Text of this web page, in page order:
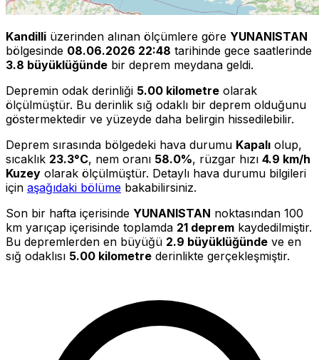
Kandilli üzerinden alınan ölçümlere göre YUNANISTAN
bölgesinde 08.06.2026 22:48 tarihinde gece saatlerinde
3.8 büyüklüğünde bir deprem meydana geldi.
Depremin odak derinliği 5.00 kilometre olarak
ölçülmüştür. Bu derinlik sığ odaklı bir deprem olduğunu
göstermektedir ve yüzeyde daha belirgin hissedilebilir.
Deprem sırasında bölgedeki hava durumu Kapalı olup,
sıcaklık 23.3°C, nem oranı 58.0%, rüzgar hızı 4.9 km/h
Kuzey olarak ölçülmüştür. Detaylı hava durumu bilgileri
için aşağıdaki bölüme bakabilirsiniz.
Son bir hafta içerisinde YUNANISTAN noktasından 100
km yarıçap içerisinde toplamda 21 deprem kaydedilmiştir.
Bu depremlerden en büyüğü 2.9 büyüklüğünde ve en
sığ odaklısı 5.00 kilometre derinlikte gerçekleşmiştir.